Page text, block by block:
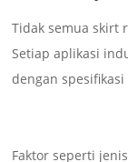
Tidak semua skirt
Setiap aplikasi
dengan spesifikasi
Faktor seperti